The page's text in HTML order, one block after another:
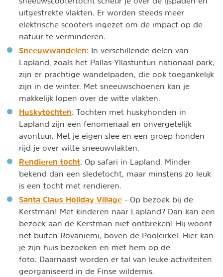
uitgestrekte vlakten. Er worden steeds meer
elektrische scooters ingezet om de impact op de
natuur te verminderen.
Sneeuwwandelen: In verschillende delen van
Lapland, zoals het Pallas-Yllästunturi nationaal park,
zijn er prachtige wandelpaden, die ook toegankelijk
zijn in de winter. Met sneeuwschoenen kan je
makkelijk lopen over de witte vlakten.
Huskytochten: Tochten met huskyhonden in
Lapland zijn een fenomenaal en onvergetelijk
avontuur. Met je eigen slee en een groep honden
rijd je over witte sneeuwvlakten.
Rendieren tocht: Op safari in Lapland. Minder
bekend dan een sledetocht, maar minstens zo leuk
is een tocht met rendieren.
Santa Claus Holiday Village - Op bezoek bij de
Kerstman! Met kinderen naar Lapland? Dan kan een
bezoek aan de Kerstman niet ontbreken! Hij woont
net buiten Rovaniemi, boven de Poolcirkel. Hier kan
je zijn huis bezoeken en met hem op de
foto. Daarnaast worden er tal van leuke activiteiten
georganiseerd in de Finse wildernis.